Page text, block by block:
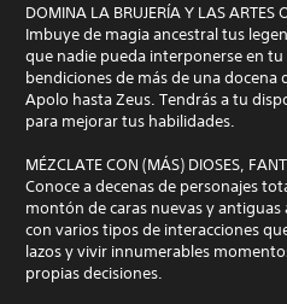
DOMINA LA BRUJERÍA Y LAS ARTES
Imbuye de magia ancestral tus
que nadie pueda interponerse en
bendiciones de más de una docena
Apolo hasta Zeus. Tendrás a tu
para mejorar tus habilidades.
MÉZCLATE CON (MÁS) DIOSES,
Conoce a decenas de personajes
montón de caras nuevas y
con varios tipos de interacciones
lazos y vivir innumerables
propias decisiones.